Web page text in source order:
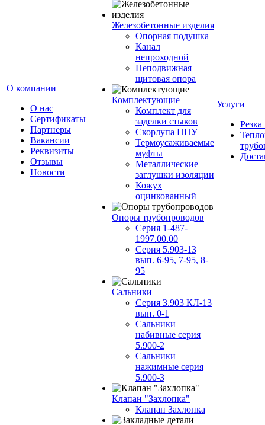
О компании
О нас
Сертификаты
Партнеры
Вакансии
Реквизиты
Отзывы
Новости
Железобетонные изделия
Опорная подушка
Канал
непроходной
Неподвижная
щитовая опора
Комплектующие
Комплект для
заделки стыков
Скорлупа ППУ
Термоусаживаемые
муфты
Металлические
заглушки изоляции
Кожух
оцинкованный
Опоры трубопроводов
Серия 1-487-
1997.00.00
Серия 5.903-13
вып. 6-95, 7-95, 8-
95
Сальники
Серия 3.903 КЛ-13
вып. 0-1
Сальники
набивные серия
5.900-2
Сальники
нажимные серия
5.900-3
Клапан "Захлопка"
Клапан Захлопка
Услуги
Резка